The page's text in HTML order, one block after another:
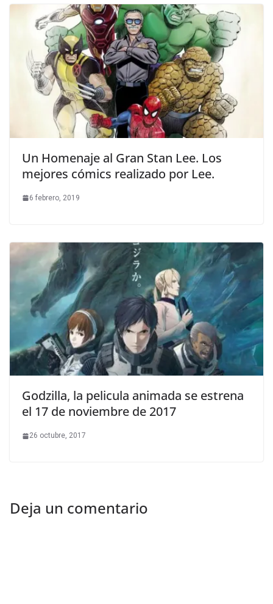
Un Homenaje al Gran Stan Lee. Los
mejores cómics realizado por Lee.
6 febrero, 2019
Godzilla, la pelicula animada se estrena
el 17 de noviembre de 2017
26 octubre, 2017
Deja un comentario